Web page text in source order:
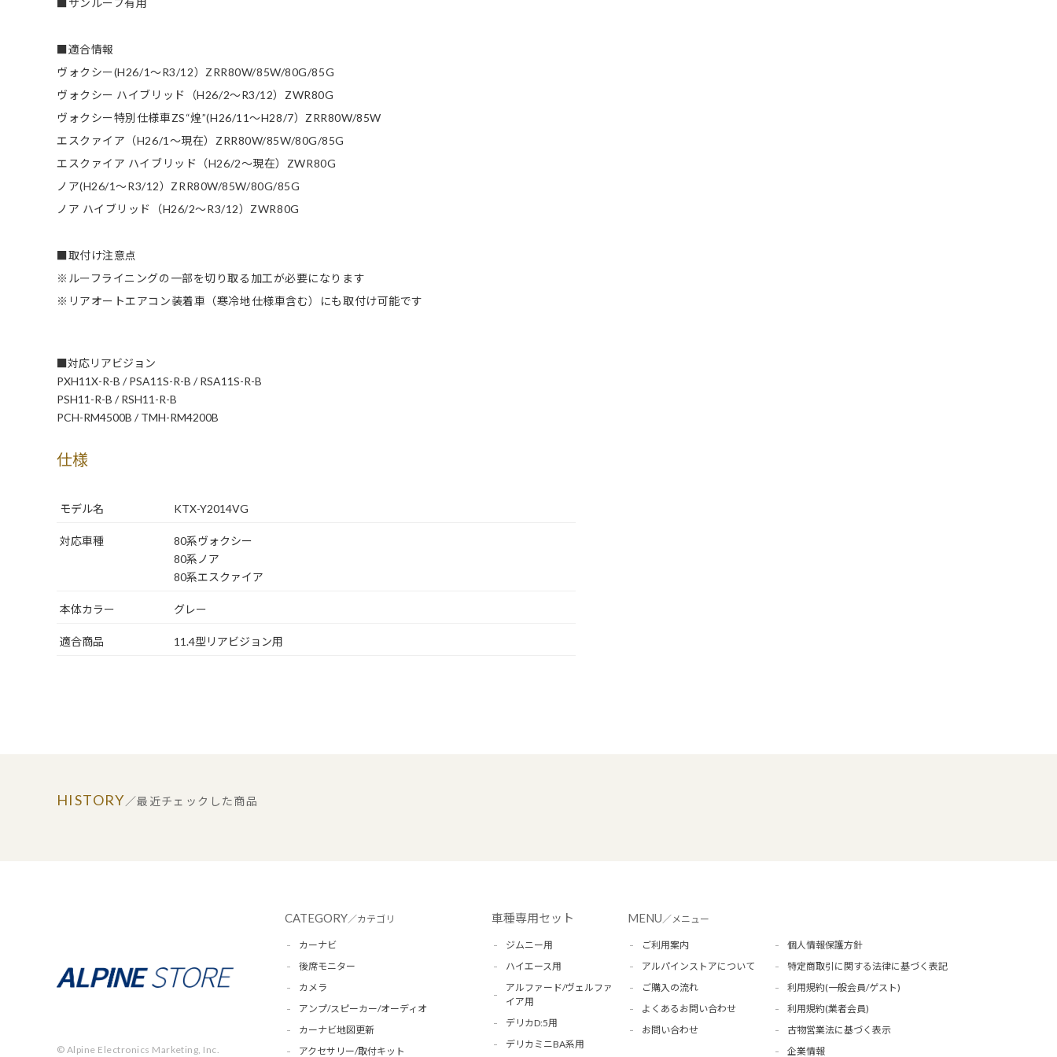
■サンルーフ有用
■適合情報
ヴォクシー(H26/1～R3/12）ZRR80W/85W/80G/85G
ヴォクシー ハイブリッド（H26/2～R3/12）ZWR80G
ヴォクシー特別仕様車ZS“煌”(H26/11～H28/7）ZRR80W/85W
エスクァイア（H26/1～現在）ZRR80W/85W/80G/85G
エスクァイア ハイブリッド（H26/2～現在）ZWR80G
ノア(H26/1～R3/12）ZRR80W/85W/80G/85G
ノア ハイブリッド（H26/2～R3/12）ZWR80G
■取付け注意点
※ルーフライニングの一部を切り取る加工が必要になります
※リアオートエアコン装着車（寒冷地仕様車含む）にも取付け可能です
■対応リアビジョン
PXH11X-R-B / PSA11S-R-B / RSA11S-R-B
PSH11-R-B / RSH11-R-B
PCH-RM4500B / TMH-RM4200B
仕様
モデル名 KTX-Y2014VG
対応車種
80系ヴォクシー
80系ノア
80系エスクァイア
本体カラー グレー
適合商品 11.4型リアビジョン用
HISTORY／最近チェックした商品
© Alpine Electronics Marketing, Inc.
CATEGORY／カテゴリ
カーナビ
後席モニター
カメラ
アンプ/スピーカー/オーディオ
カーナビ地図更新
アクセサリー/取付キット
車種専用セット
ジムニー用
ハイエース用
アルファード/ヴェルファ
イア用
デリカD:5用
デリカミニBA系用
MENU／メニュー
ご利用案内
アルパインストアについて
ご購入の流れ
よくあるお問い合わせ
お問い合わせ
個人情報保護方針
特定商取引に関する法律に基づく表記
利用規約(一般会員/ゲスト)
利用規約(業者会員)
古物営業法に基づく表示
企業情報